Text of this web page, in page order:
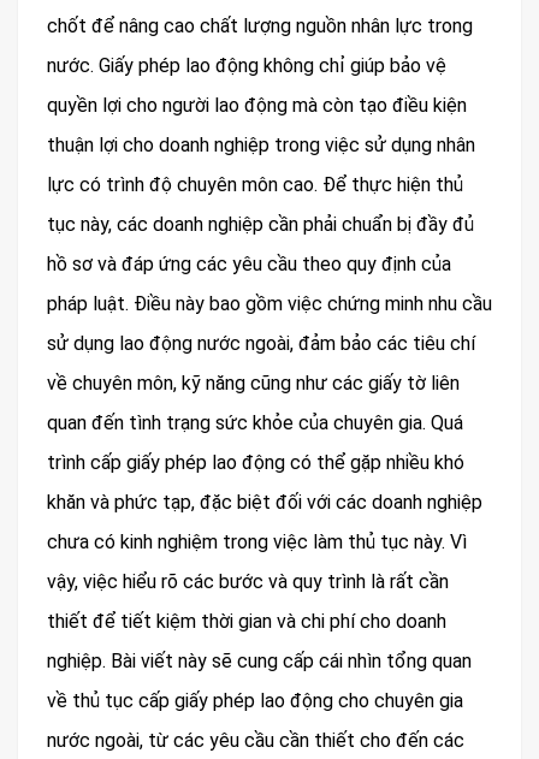
chốt để nâng cao chất lượng nguồn nhân lực trong
nước. Giấy phép lao động không chỉ giúp bảo vệ
quyền lợi cho người lao động mà còn tạo điều kiện
thuận lợi cho doanh nghiệp trong việc sử dụng nhân
lực có trình độ chuyên môn cao. Để thực hiện thủ
tục này, các doanh nghiệp cần phải chuẩn bị đầy đủ
hồ sơ và đáp ứng các yêu cầu theo quy định của
pháp luật. Điều này bao gồm việc chứng minh nhu cầu
sử dụng lao động nước ngoài, đảm bảo các tiêu chí
về chuyên môn, kỹ năng cũng như các giấy tờ liên
quan đến tình trạng sức khỏe của chuyên gia. Quá
trình cấp giấy phép lao động có thể gặp nhiều khó
khăn và phức tạp, đặc biệt đối với các doanh nghiệp
chưa có kinh nghiệm trong việc làm thủ tục này. Vì
vậy, việc hiểu rõ các bước và quy trình là rất cần
thiết để tiết kiệm thời gian và chi phí cho doanh
nghiệp. Bài viết này sẽ cung cấp cái nhìn tổng quan
về thủ tục cấp giấy phép lao động cho chuyên gia
nước ngoài, từ các yêu cầu cần thiết cho đến các